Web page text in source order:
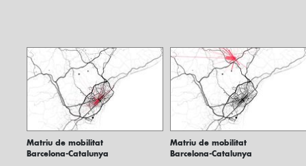
Matriu de mobilitat
Barcelona-Catalunya
Matriu de mobilitat
Barcelona-Catalunya